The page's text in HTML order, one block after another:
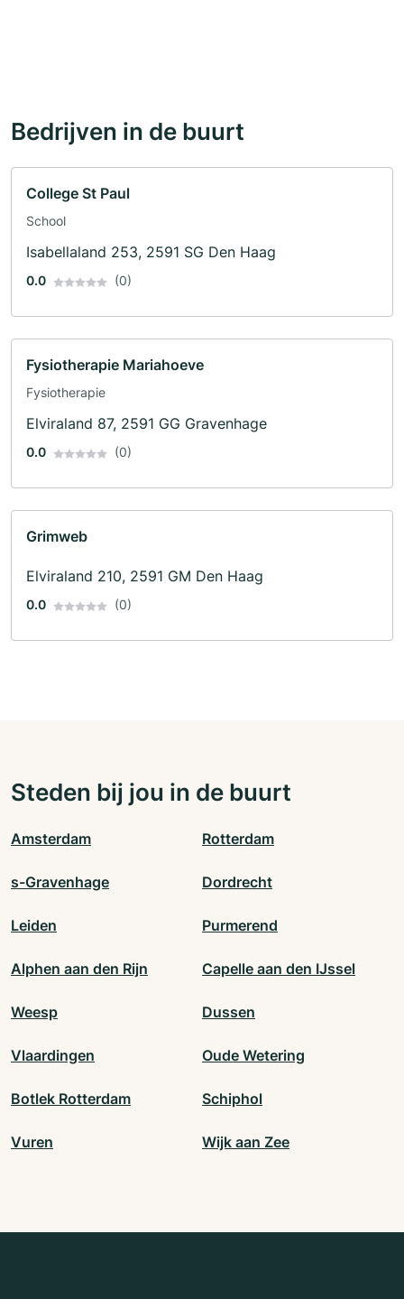
Bedrijven in de buurt
College St Paul
School
Isabellaland 253, 2591 SG Den Haag
0.0 (0)
Fysiotherapie Mariahoeve
Fysiotherapie
Elviraland 87, 2591 GG Gravenhage
0.0 (0)
Grimweb
Elviraland 210, 2591 GM Den Haag
0.0 (0)
Steden bij jou in de buurt
Amsterdam Rotterdam
s-Gravenhage Dordrecht
Leiden Purmerend
Alphen aan den Rijn Capelle aan den IJssel
Weesp Dussen
Vlaardingen Oude Wetering
Botlek Rotterdam Schiphol
Vuren Wijk aan Zee